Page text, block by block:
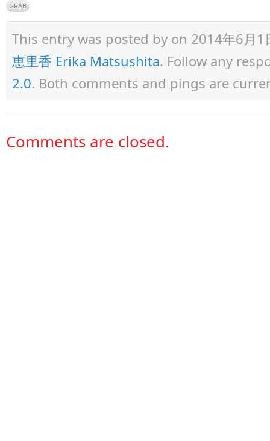
GRAB
This entry was posted by on 2014年6月
恵里香 Erika Matsushita. Follow any
2.0. Both comments and pings are
Comments are closed.